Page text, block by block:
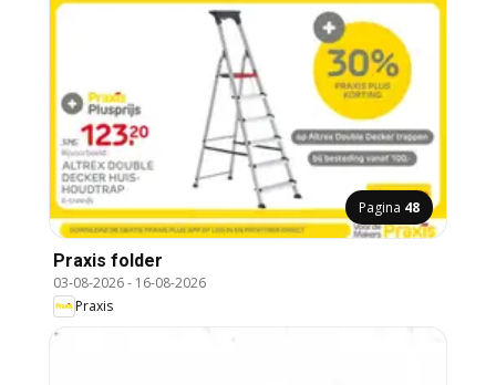
Pagina 48
Praxis folder
03-08-2026- 16-08-2026
Praxis